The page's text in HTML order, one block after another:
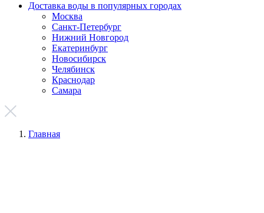
Доставка воды в популярных городах
Москва
Санкт-Петербург
Нижний Новгород
Екатеринбург
Новосибирск
Челябинск
Краснодар
Самара
Главная